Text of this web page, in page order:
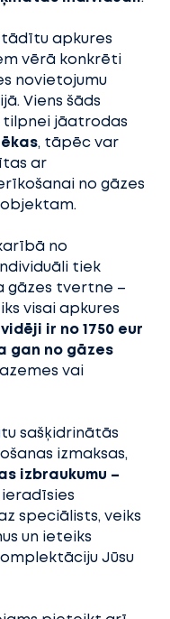
apkures
vērā konkrēti
novietojumu
Viens šāds
tilpnei jāatrodas
, tāpēc var
ar
no gāzes
no
tiek
gāzes tvertne –
visai apkures
ir no 1750 eur
gan no gāzes
vai
sašķidrinātās
izmaksas,
izbraukumu –
ieradīsies
speciālists, veiks
un ieteiks
Jūsu